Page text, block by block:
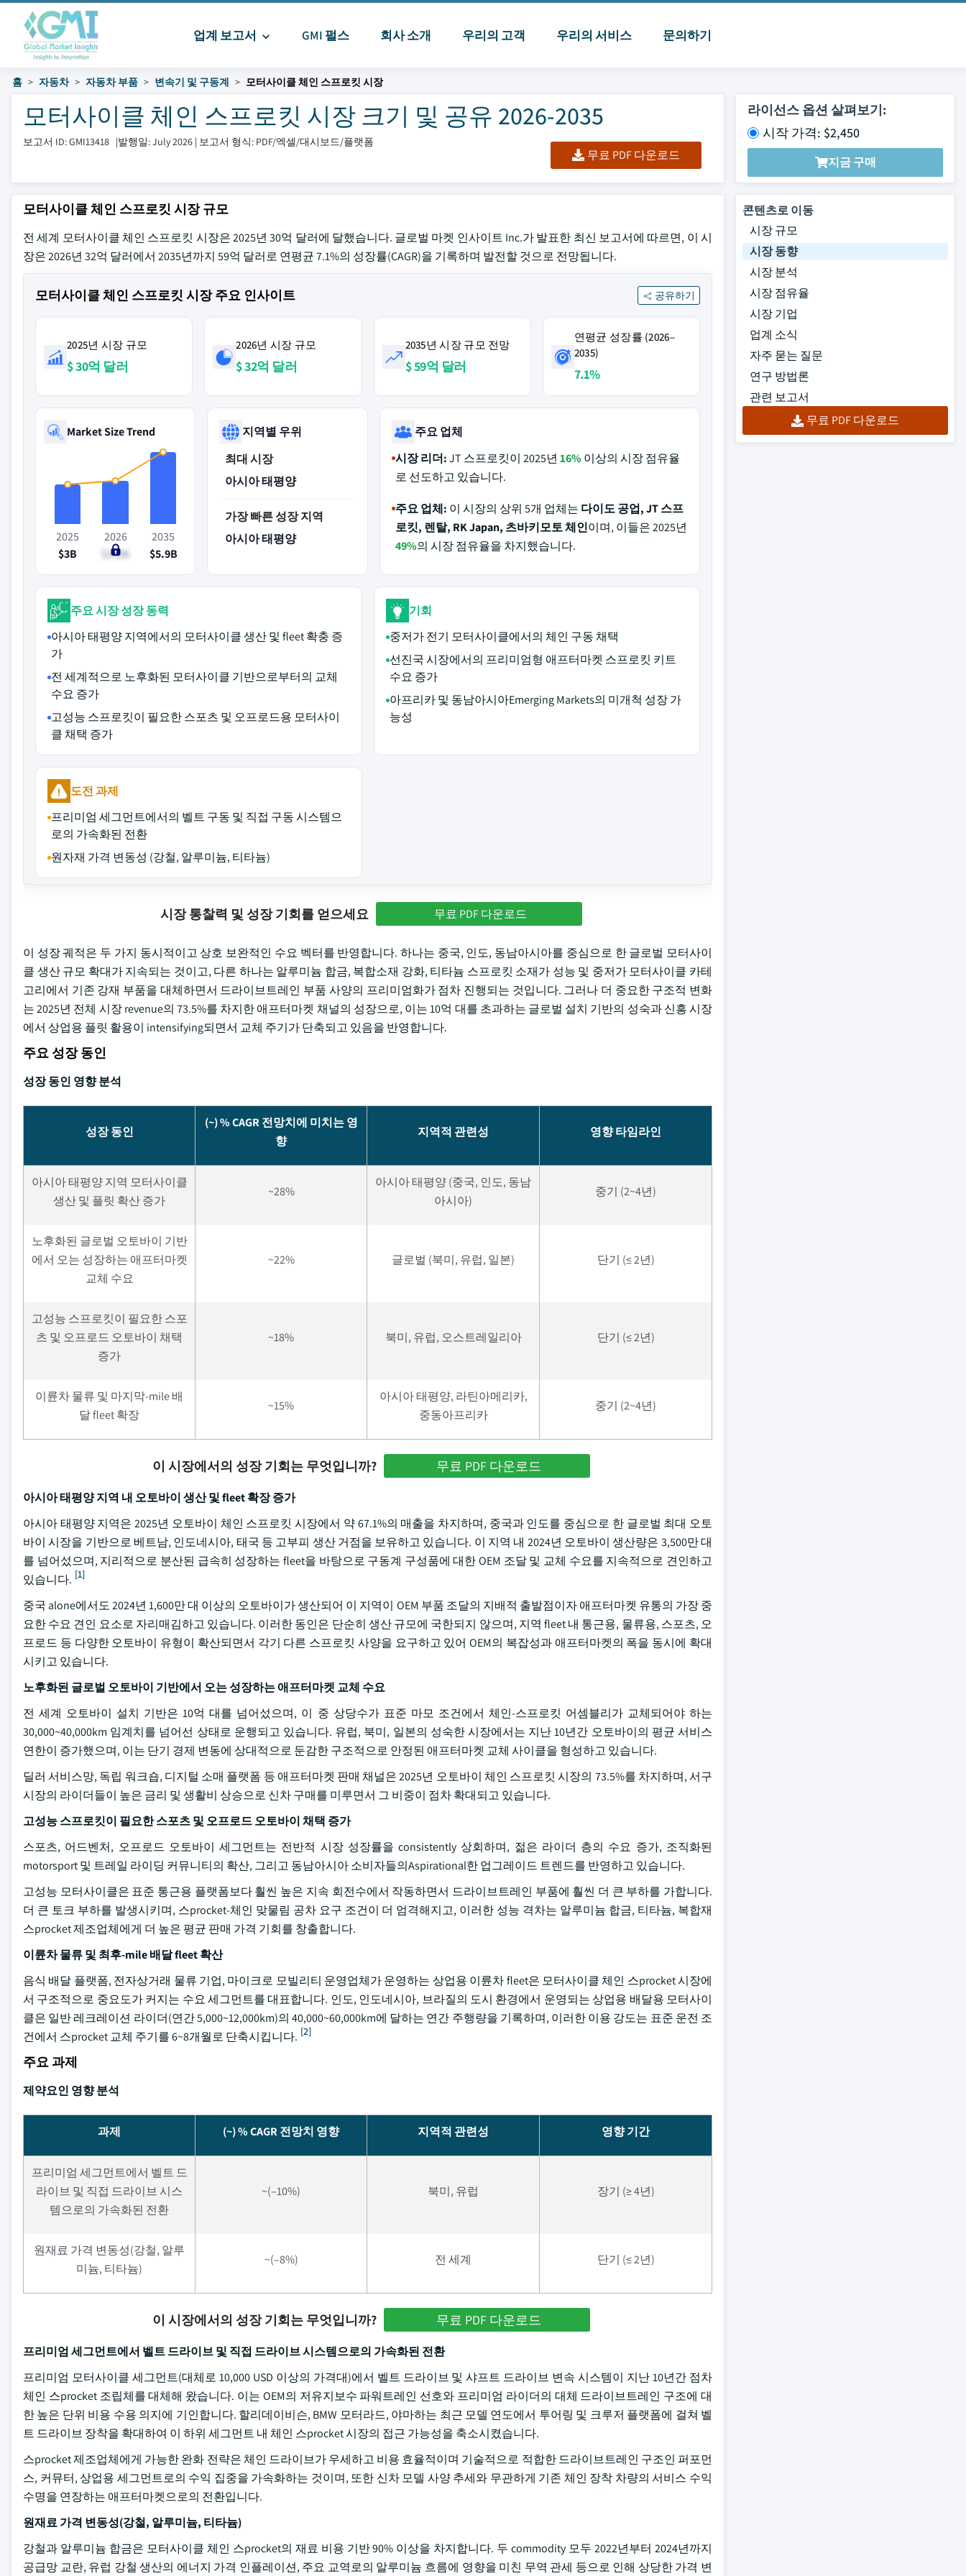
업계 보고서 GMI 펄스 회사 소개 우리의 고객 우리의 서비스 문의하기
홈 자동차 자동차 부품 변속기 및 구동계 모터사이클 체인 스프로킷 시장
모터사이클 체인 스프로킷 시장 크기 및 공유 2026-2035
보고서 ID: GMI13418 |발행일: July 2026 | 보고서 형식: PDF/엑셀/대시보드/플랫폼
무료 PDF 다운로드
라이선스 옵션 살펴보기:
시작 가격: $2,450
지금 구매
모터사이클 체인 스프로킷 시장 규모
전 세계 모터사이클 체인 스프로킷 시장은 2025년 30억 달러에 달했습니다. 글로벌 마켓 인사이트 Inc.가 발표한 최신 보고서에 따르면, 이 시
장은 2026년 32억 달러에서 2035년까지 59억 달러로 연평균 7.1%의 성장률(CAGR)을 기록하며 발전할 것으로 전망됩니다.
모터사이클 체인 스프로킷 시장 주요 인사이트 공유하기
2025년 시장 규모
$ 30억 달러
2026년 시장 규모
$ 32억 달러
2035년 시장 규모 전망
$ 59억 달러
연평균 성장률 (2026–
2035)
7.1%
Market Size Trend
2025
$3B
2026
$3.2B
2035
$5.9B
지역별 우위
최대 시장
아시아 태평양
가장 빠른 성장 지역
아시아 태평양
주요 업체
시장 리더:JT 스프로킷이 2025년 16% 이상의 시장 점유율
로 선도하고 있습니다.
주요 업체: 이 시장의 상위 5개 업체는 다이도 공업, JT 스프
로킷, 렌탈, RK Japan, 츠바키모토 체인이며, 이들은 2025년
49%의 시장 점유율을 차지했습니다.
주요 시장 성장 동력
아시아 태평양 지역에서의 모터사이클 생산 및 fleet 확충 증
가
전 세계적으로 노후화된 모터사이클 기반으로부터의 교체
수요 증가
고성능 스프로킷이 필요한 스포츠 및 오프로드용 모터사이
클 채택 증가
기회
중저가 전기 모터사이클에서의 체인 구동 채택
선진국 시장에서의 프리미엄형 애프터마켓 스프로킷 키트
수요 증가
아프리카 및 동남아시아Emerging Markets의 미개척 성장 가
능성
도전 과제
프리미엄 세그먼트에서의 벨트 구동 및 직접 구동 시스템으
로의 가속화된 전환
원자재 가격 변동성 (강철, 알루미늄, 티타늄)
시장 통찰력 및 성장 기회를 얻으세요 무료 PDF 다운로드
이 성장 궤적은 두 가지 동시적이고 상호 보완적인 수요 벡터를 반영합니다. 하나는 중국, 인도, 동남아시아를 중심으로 한 글로벌 모터사이
클 생산 규모 확대가 지속되는 것이고, 다른 하나는 알루미늄 합금, 복합소재 강화, 티타늄 스프로킷 소재가 성능 및 중저가 모터사이클 카테
고리에서 기존 강재 부품을 대체하면서 드라이브트레인 부품 사양의 프리미엄화가 점차 진행되는 것입니다. 그러나 더 중요한 구조적 변화
는 2025년 전체 시장 revenue의 73.5%를 차지한 애프터마켓 채널의 성장으로, 이는 10억 대를 초과하는 글로벌 설치 기반의 성숙과 신흥 시장
에서 상업용 플릿 활용이 intensifying되면서 교체 주기가 단축되고 있음을 반영합니다.
주요 성장 동인
성장 동인 영향 분석
성장 동인
(~) % CAGR 전망치에 미치는 영
향
지역적 관련성 영향 타임라인
아시아 태평양 지역 모터사이클
생산 및 플릿 확산 증가
~28%
아시아 태평양 (중국, 인도, 동남
아시아)
중기 (2~4년)
노후화된 글로벌 오토바이 기반
에서 오는 성장하는 애프터마켓
교체 수요
~22% 글로벌 (북미, 유럽, 일본) 단기 (≤ 2년)
고성능 스프로킷이 필요한 스포
츠 및 오프로드 오토바이 채택
증가
~18% 북미, 유럽, 오스트레일리아 단기 (≤ 2년)
이륜차 물류 및 마지막-mile 배
달 fleet 확장
~15%
아시아 태평양, 라틴아메리카,
중동아프리카
중기 (2~4년)
이 시장에서의 성장 기회는 무엇입니까? 무료 PDF 다운로드
아시아 태평양 지역 내 오토바이 생산 및 fleet 확장 증가
아시아 태평양 지역은 2025년 오토바이 체인 스프로킷 시장에서 약 67.1%의 매출을 차지하며, 중국과 인도를 중심으로 한 글로벌 최대 오토
바이 시장을 기반으로 베트남, 인도네시아, 태국 등 고부피 생산 거점을 보유하고 있습니다. 이 지역 내 2024년 오토바이 생산량은 3,500만 대
를 넘어섰으며, 지리적으로 분산된 급속히 성장하는 fleet을 바탕으로 구동계 구성품에 대한 OEM 조달 및 교체 수요를 지속적으로 견인하고
있습니다. [1]
중국 alone에서도 2024년 1,600만 대 이상의 오토바이가 생산되어 이 지역이 OEM 부품 조달의 지배적 출발점이자 애프터마켓 유통의 가장 중
요한 수요 견인 요소로 자리매김하고 있습니다. 이러한 동인은 단순히 생산 규모에 국한되지 않으며, 지역 fleet 내 통근용, 물류용, 스포츠, 오
프로드 등 다양한 오토바이 유형이 확산되면서 각기 다른 스프로킷 사양을 요구하고 있어 OEM의 복잡성과 애프터마켓의 폭을 동시에 확대
시키고 있습니다.
노후화된 글로벌 오토바이 기반에서 오는 성장하는 애프터마켓 교체 수요
전 세계 오토바이 설치 기반은 10억 대를 넘어섰으며, 이 중 상당수가 표준 마모 조건에서 체인-스프로킷 어셈블리가 교체되어야 하는
30,000~40,000km 임계치를 넘어선 상태로 운행되고 있습니다. 유럽, 북미, 일본의 성숙한 시장에서는 지난 10년간 오토바이의 평균 서비스
연한이 증가했으며, 이는 단기 경제 변동에 상대적으로 둔감한 구조적으로 안정된 애프터마켓 교체 사이클을 형성하고 있습니다.
딜러 서비스망, 독립 워크숍, 디지털 소매 플랫폼 등 애프터마켓 판매 채널은 2025년 오토바이 체인 스프로킷 시장의 73.5%를 차지하며, 서구
시장의 라이더들이 높은 금리 및 생활비 상승으로 신차 구매를 미루면서 그 비중이 점차 확대되고 있습니다.
고성능 스프로킷이 필요한 스포츠 및 오프로드 오토바이 채택 증가
스포츠, 어드벤처, 오프로드 오토바이 세그먼트는 전반적 시장 성장률을 consistently 상회하며, 젊은 라이더 층의 수요 증가, 조직화된
motorsport 및 트레일 라이딩 커뮤니티의 확산, 그리고 동남아시아 소비자들의Aspirational한 업그레이드 트렌드를 반영하고 있습니다.
고성능 모터사이클은 표준 통근용 플랫폼보다 훨씬 높은 지속 회전수에서 작동하면서 드라이브트레인 부품에 훨씬 더 큰 부하를 가합니다.
더 큰 토크 부하를 발생시키며, 스procket-체인 맞물림 공차 요구 조건이 더 엄격해지고, 이러한 성능 격차는 알루미늄 합금, 티타늄, 복합재
스procket 제조업체에게 더 높은 평균 판매 가격 기회를 창출합니다.
이륜차 물류 및 최후-mile 배달 fleet 확산
음식 배달 플랫폼, 전자상거래 물류 기업, 마이크로 모빌리티 운영업체가 운영하는 상업용 이륜차 fleet은 모터사이클 체인 스procket 시장에
서 구조적으로 중요도가 커지는 수요 세그먼트를 대표합니다. 인도, 인도네시아, 브라질의 도시 환경에서 운영되는 상업용 배달용 모터사이
클은 일반 레크레이션 라이더(연간 5,000~12,000km)의 40,000~60,000km에 달하는 연간 주행량을 기록하며, 이러한 이용 강도는 표준 운전 조
건에서 스procket 교체 주기를 6~8개월로 단축시킵니다. [2]
주요 과제
제약요인 영향 분석
과제 (~) % CAGR 전망치 영향 지역적 관련성 영향 기간
프리미엄 세그먼트에서 벨트 드
라이브 및 직접 드라이브 시스
템으로의 가속화된 전환
~(–10%) 북미, 유럽 장기 (≥ 4년)
원재료 가격 변동성(강철, 알루
미늄, 티타늄)
~(–8%) 전 세계 단기 (≤ 2년)
이 시장에서의 성장 기회는 무엇입니까? 무료 PDF 다운로드
프리미엄 세그먼트에서 벨트 드라이브 및 직접 드라이브 시스템으로의 가속화된 전환
프리미엄 모터사이클 세그먼트(대체로 10,000 USD 이상의 가격대)에서 벨트 드라이브 및 샤프트 드라이브 변속 시스템이 지난 10년간 점차
체인 스procket 조립체를 대체해 왔습니다. 이는 OEM의 저유지보수 파워트레인 선호와 프리미엄 라이더의 대체 드라이브트레인 구조에 대
한 높은 단위 비용 수용 의지에 기인합니다. 할리데이비슨, BMW 모터라드, 야마하는 최근 모델 연도에서 투어링 및 크루저 플랫폼에 걸쳐 벨
트 드라이브 장착을 확대하여 이 하위 세그먼트 내 체인 스procket 시장의 접근 가능성을 축소시켰습니다.
스procket 제조업체에게 가능한 완화 전략은 체인 드라이브가 우세하고 비용 효율적이며 기술적으로 적합한 드라이브트레인 구조인 퍼포먼
스, 커뮤터, 상업용 세그먼트로의 수익 집중을 가속화하는 것이며, 또한 신차 모델 사양 추세와 무관하게 기존 체인 장착 차량의 서비스 수익
수명을 연장하는 애프터마켓으로의 전환입니다.
원재료 가격 변동성(강철, 알루미늄, 티타늄)
강철과 알루미늄 합금은 모터사이클 체인 스procket의 재료 비용 기반 90% 이상을 차지합니다. 두 commodity 모두 2022년부터 2024년까지
공급망 교란, 유럽 강철 생산의 에너지 가격 인플레이션, 주요 교역로의 알루미늄 흐름에 영향을 미친 무역 관세 등으로 인해 상당한 가격 변
콘텐츠로 이동
시장 규모
시장 동향
시장 분석
시장 점유율
시장 기업
업계 소식
자주 묻는 질문
연구 방법론
관련 보고서
무료 PDF 다운로드